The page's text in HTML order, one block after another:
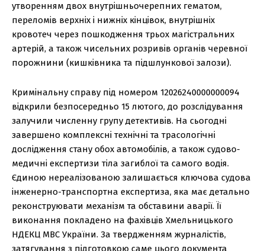
утворенням двох внутрішньочерепних гематом,
переломів верхніх і нижніх кінцівок, внутрішніх
кровотеч через пошкодження трьох магістральних
артерій, а також чисельних розривів органів черевної
порожнини (кишківника та підшлункової залози).
Кримінальну справу під номером 12026240000000094
відкрили безпосередньо 15 лютого, до розслідування
залучили численну групу детективів. На сьогодні
завершено комплексні технічні та трасологічні
дослідження стану обох автомобілів, а також судово-
медичні експертизи тіла загиблої та самого водія.
Єдиною нереалізованою залишається ключова судова
інженерно-транспортна експертиза, яка має детально
реконструювати механізм та обставини аварії. Її
виконання покладено на фахівців Хмельницького
НДЕКЦ МВС України. За твердженням журналістів,
затягування з підготовкою саме цього документа